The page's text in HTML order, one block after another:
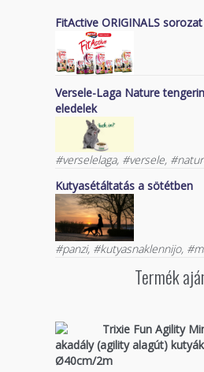
FitActive ORIGINALS sorozat
Versele-Laga Nature
eledelek
#verselelaga, #versele,
Kutyasétáltatás a sötétben
#panzi, #kutyasnaklennijo,
Termék
Trixie Fun Agility
akadály (agility alagút)
Ø40cm/2m